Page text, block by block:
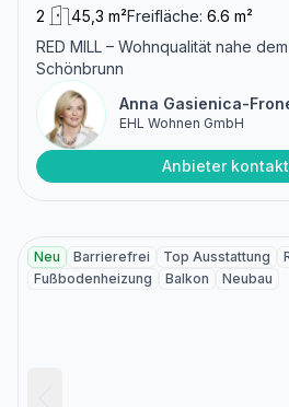
2 45,3 m²Freifläche: 6.6 m²
RED MILL – Wohnqualität nahe
Schönbrunn
Anna Gasienica-
EHL Wohnen GmbH
Anbieter
Neu Barrierefrei Top Ausstattung
Fußbodenheizung
Balkon Neubau